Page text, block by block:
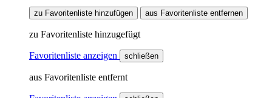
zu Favoritenliste hinzufügen aus Favoritenliste entfernen
zu Favoritenliste hinzugefügt
Favoritenliste anzeigen schließen
aus Favoritenliste entfernt